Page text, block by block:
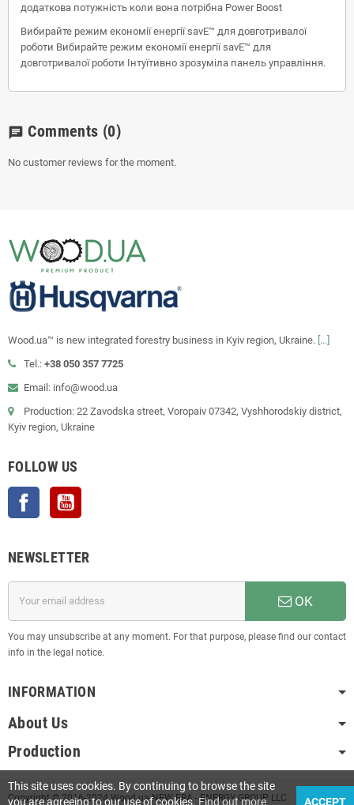
додаткова потужність коли вона потрібна Power Boost
Вибирайте режим економії енергії savE™ для довготривалої
роботи Вибирайте режим економії енергії savE™ для
довготривалої роботи Інтуїтивно зрозуміла панель управління.
chat Comments (0)
No customer reviews for the moment.
Wood.ua™ is new integrated forestry business in Kyiv region, Ukraine. [...]
Tel.: +38 050 357 7725
Email: info@wood.ua
Production: 22 Zavodska street, Voropaiv 07342, Vyshhorodskiy district,
Kyiv region, Ukraine
FOLLOW US
Facebook
NEWSLETTER
OK
You may unsubscribe at any moment. For that purpose, please find our contact
info in the legal notice.
INFORMATION
About Us
Production
Copyright © 2016-2024 Wood.ua NEW ERA - ENERGY GROUP LLC
This site uses cookies. By continuing to browse the site
you are agreeing to our use of cookies.Find out more ACCEPT